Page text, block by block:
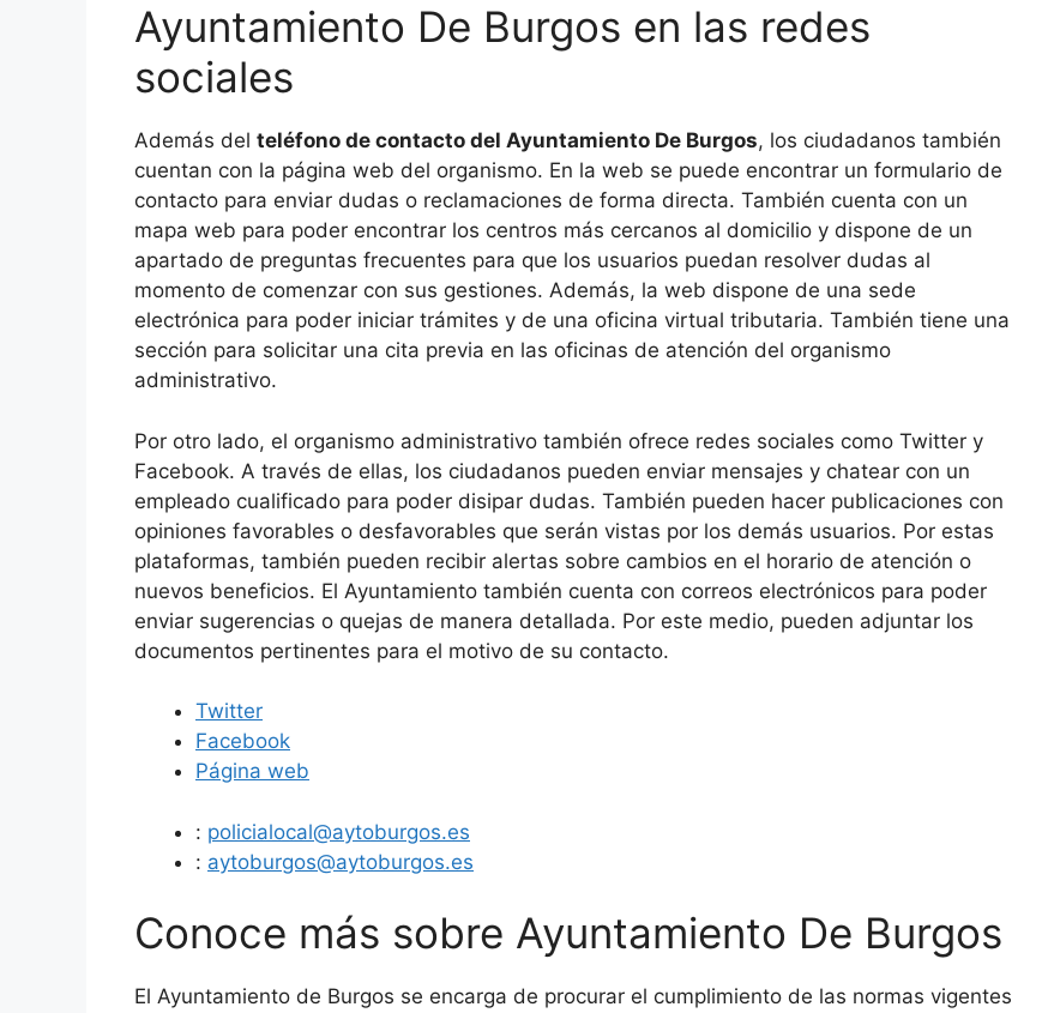
Ayuntamiento De Burgos en las redes
sociales
Además del teléfono de contacto del Ayuntamiento De Burgos, los ciudadanos también
cuentan con la página web del organismo. En la web se puede encontrar un formulario de
contacto para enviar dudas o reclamaciones de forma directa. También cuenta con un
mapa web para poder encontrar los centros más cercanos al domicilio y dispone de un
apartado de preguntas frecuentes para que los usuarios puedan resolver dudas al
momento de comenzar con sus gestiones. Además, la web dispone de una sede
electrónica para poder iniciar trámites y de una oficina virtual tributaria. También tiene una
sección para solicitar una cita previa en las oficinas de atención del organismo
administrativo.
Por otro lado, el organismo administrativo también ofrece redes sociales como Twitter y
Facebook. A través de ellas, los ciudadanos pueden enviar mensajes y chatear con un
empleado cualificado para poder disipar dudas. También pueden hacer publicaciones con
opiniones favorables o desfavorables que serán vistas por los demás usuarios. Por estas
plataformas, también pueden recibir alertas sobre cambios en el horario de atención o
nuevos beneficios. El Ayuntamiento también cuenta con correos electrónicos para poder
enviar sugerencias o quejas de manera detallada. Por este medio, pueden adjuntar los
documentos pertinentes para el motivo de su contacto.
Twitter
Facebook
Página web
: policialocal@aytoburgos.es
: aytoburgos@aytoburgos.es
Conoce más sobre Ayuntamiento De Burgos
El Ayuntamiento de Burgos se encarga de procurar el cumplimiento de las normas vigentes